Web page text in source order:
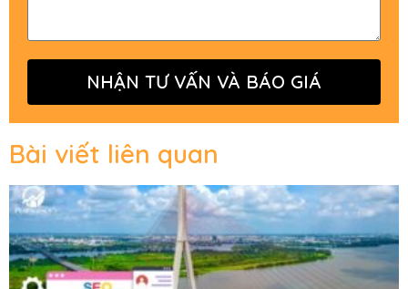
NHẬN TƯ VẤN VÀ BÁO GIÁ
Bài viết liên quan